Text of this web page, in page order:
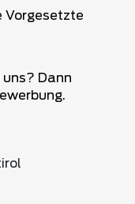
Vorgesetzte
Dann